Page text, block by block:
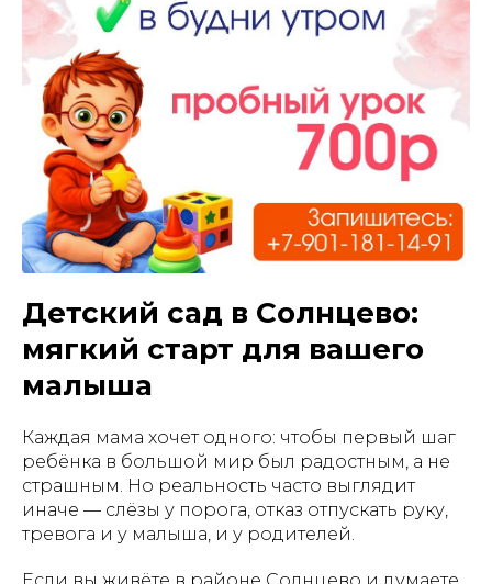
Детский сад в Солнцево:
мягкий старт для вашего
малыша
Каждая мама хочет одного: чтобы первый шаг
ребёнка в большой мир был радостным, а не
страшным. Но реальность часто выглядит
иначе — слёзы у порога, отказ отпускать руку,
тревога и у малыша, и у родителей.